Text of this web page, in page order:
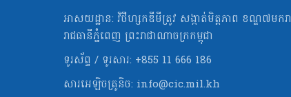
អាសយដ្ឋាន: វិថីហ្សកឌីមីត្រូវ សង្កាត់មិត្ដភាព ខណ្ឌ៧មករា
រាជធានីភ្នំពេញ ព្រះរាជាណាចក្រកម្ពុជា
ទូរស័ព្ទ / ទូរសារ: +855 11 666 186
សារអេឡិចត្រូនិច: info@cic.mil.kh